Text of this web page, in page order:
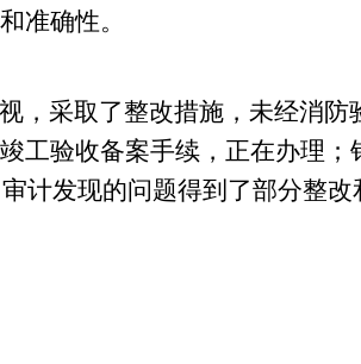
准确性。
，采取了整改措施，未经消
工验收备案手续，正在办理
计发现的问题得到了部分整改